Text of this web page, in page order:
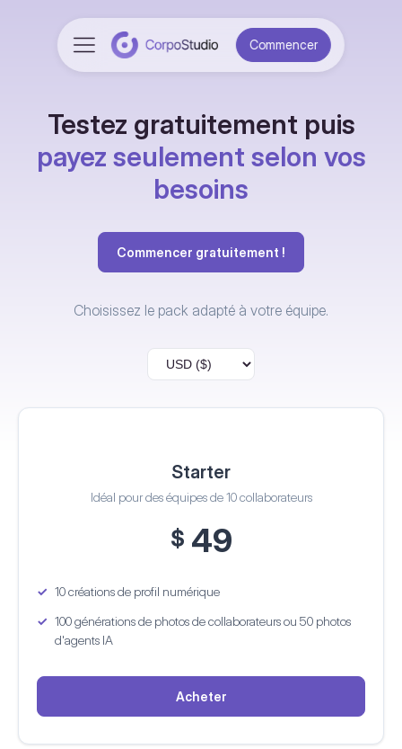
Commencer
Testez gratuitement puis
payez seulement selon vos
besoins
Commencer gratuitement !
Choisissez le pack adapté à votre équipe.
Starter
Idéal pour des équipes de 10 collaborateurs
$ 49
10 créations de profil numérique
100 générations de photos de collaborateursou 50 photos
d'agents IA
Acheter